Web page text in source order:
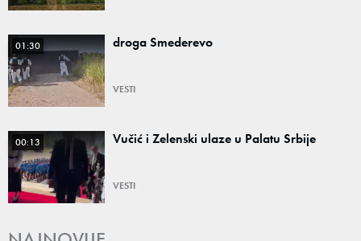
01:30 droga Smederevo
VESTI
00:13 Vučić i Zelenski ulaze u Palatu Srbije
VESTI